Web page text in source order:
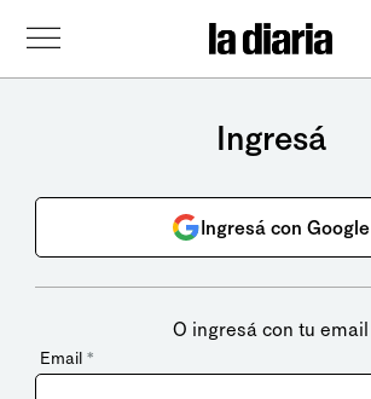
Ingresá
Ingresá con Google
O ingresá con tu email
Email *